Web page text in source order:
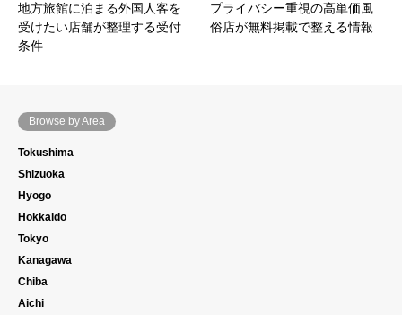
地方旅館に泊まる外国人客を
受けたい店舗が整理する受付
条件
プライバシー重視の高単価風
俗店が無料掲載で整える情報
Browse by Area
Tokushima
Shizuoka
Hyogo
Hokkaido
Tokyo
Kanagawa
Chiba
Aichi